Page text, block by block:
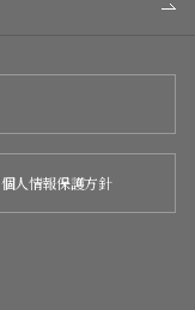
個人情報保護方針